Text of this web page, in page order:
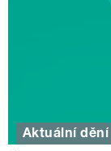
Aktuální dění